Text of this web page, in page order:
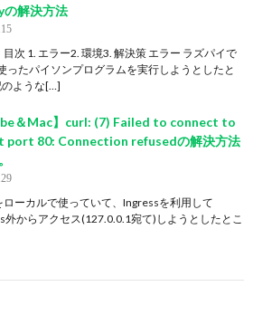
解決方法
次 1. エラー2. 環境3. 解決策 エラー ラズパイで
ったパイソンプログラムを実行しようとしたと
のような[…]
＆Mac】curl: (7) Failed to connect to
port 80: Connection refusedの解決方法
ーカルで使っていて、Ingressを利用して
からアクセス(127.0.0.1宛て)しようとしたとこ